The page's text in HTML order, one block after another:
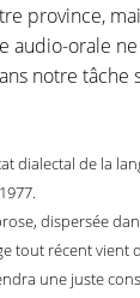
province,
audio-orale
notre
dialectal de la
dispersée
tout récent vient
une juste